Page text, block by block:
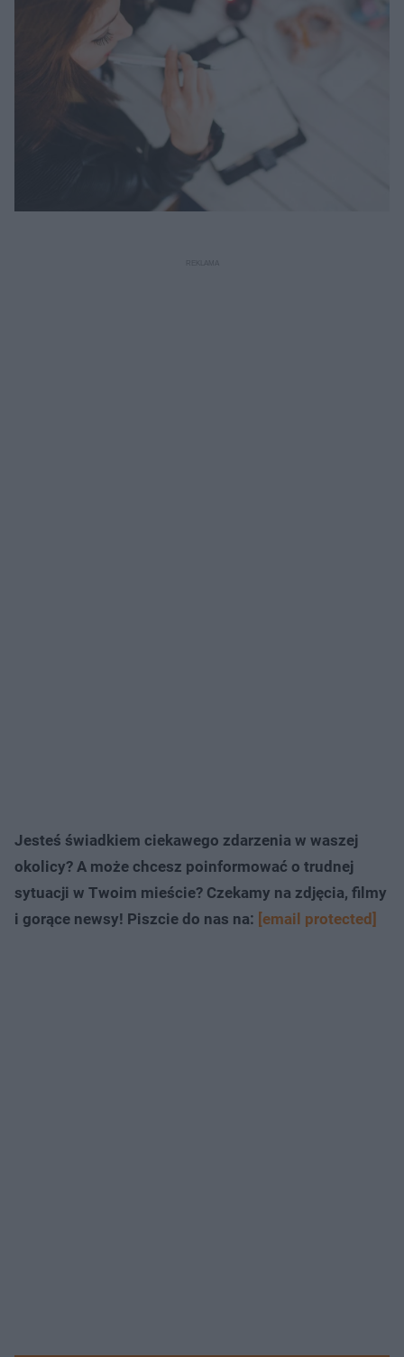
Jesteś świadkiem ciekawego zdarzenia w waszej
okolicy? A może chcesz poinformować o trudnej
sytuacji w Twoim mieście? Czekamy na zdjęcia, filmy
i gorące newsy! Piszcie do nas na: [email protected]